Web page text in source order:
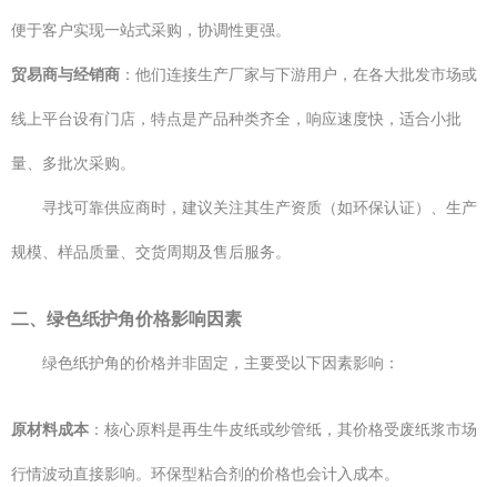
便于客户实现一站式采购，协调性更强。
贸易商与经销商 ：他们连接生产厂家与下游用户，在各大批发市场或
线上平台设有门店，特点是产品种类齐全，响应速度快，适合小批
量、多批次采购。
寻找可靠供应商时，建议关注其生产资质（如环保认证）、生产
规模、样品质量、交货周期及售后服务。
二、绿色纸护角价格影响因素
绿色纸护角的价格并非固定，主要受以下因素影响：
原材料成本 ：核心原料是再生牛皮纸或纱管纸，其价格受废纸浆市场
行情波动直接影响。环保型粘合剂的价格也会计入成本。